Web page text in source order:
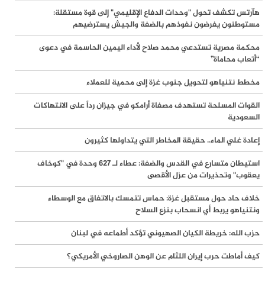
اعتداءات واسعة لمليشيات المستوطنين في الضفة الغربية والقدس وسط
تصاعد المخططات الاستيطانية
القوات اليمنية تعلن استهداف السفينة النفطية السعودية Daisy في خليج
عدن
حماس: ننتظر رد ملادينوف الرسمي على خارطة طريق المرحلة الثانية من
الاتفاق
مقتل جنديين إسرائيليين وإصابة 7 بانفجار عبوة ناسفة في مبنى مفخخ
بجنوب لبنان
غزة على شفير الانهيار الشامل.. الثوابتة يحذر من "الانتظار القاتل" ويدعو
اللجنة الوطنية للتوجه فوراً إلى القطاع
القوات اليمنية تعلن استهداف سفينة "وفاء" السعودية أمام ينبع بعدد من
الصواريخ الباليستية
هآرتس تكشف تحول "وحدات الدفاع الإقليمي" إلى قوة مستقلة:
مستوطنون يفرضون نفوذهم بالضفة والجيش يسترضيهم
محكمة مصرية تستدعي محمد صلاح لأداء اليمين الحاسمة في دعوى
“أتعاب محاماة”
مخطط نتنياهو لتحويل جنوب غزة إلى محمية للعملاء
القوات المسلحة تستهدف مصفاة أرامكو في جيزان رداً على الانتهاكات
السعودية
إعادة غلي الماء.. حقيقة المخاطر التي يتداولها كثيرون
استيطان متسارع في القدس والضفة: عطاء لـ 627 وحدة في "كوخاف
يعقوب" وتحذيرات من عزل الأقصى
خلاف حاد حول مستقبل غزة: حماس تتمسك بالاتفاق مع الوسطاء
ونتنياهو يربط أي انسحاب بنزع السلاح
حزب الله: خريطة الكيان الصهيوني تؤكد أطماعه في لبنان
كيف أماطت حرب إيران اللثام عن الوهن الصاروخي الأمريكي؟